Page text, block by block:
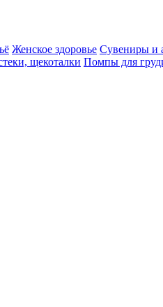
Женское здоровье Сувениры и
щекоталки Помпы для